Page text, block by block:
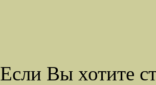
Если Вы хотите